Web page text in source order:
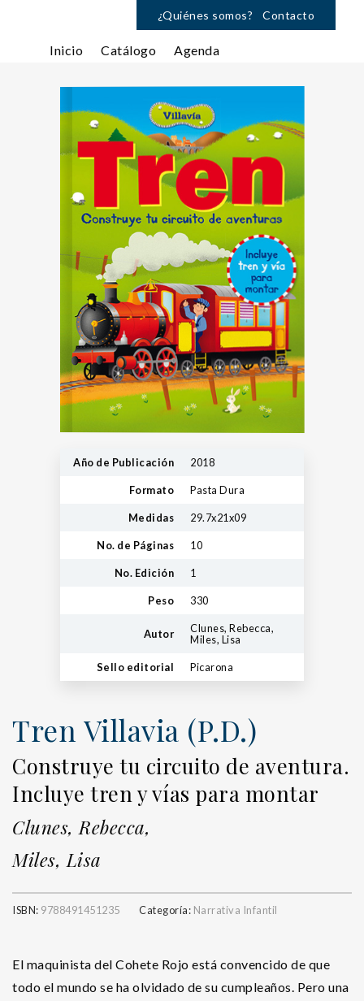
¿Quiénes somos? Contacto
Inicio Catálogo Agenda
Año de Publicación 2018
Formato Pasta Dura
Medidas 29.7x21x09
No. de Páginas 10
No. Edición 1
Peso 330
Autor
Clunes, Rebecca,
Miles, Lisa
Sello editorial Picarona
Tren Villavia (P.D.)
Construye tu circuito de aventura.
Incluye tren y vías para montar
Clunes, Rebecca,
Miles, Lisa
ISBN: 9788491451235 Categoría: Narrativa Infantil
El maquinista del Cohete Rojo está convencido de que
todo el mundo se ha olvidado de su cumpleaños. Pero una